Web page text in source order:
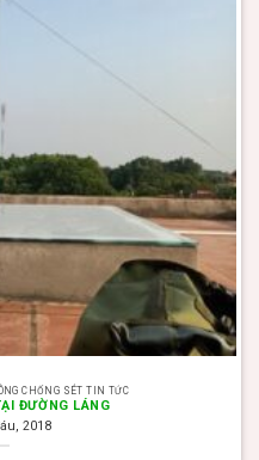
CHỐNG SÉT TIN TỨC
ĐƯỜNG LÁNG
2018